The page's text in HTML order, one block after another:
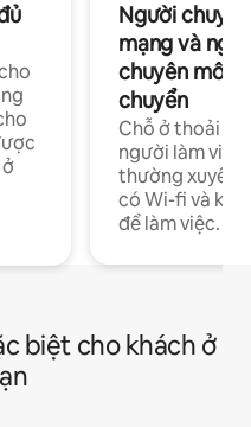
Người
mạng và
chuyên môn
chuyển
Chỗ ở thoải
người làm việc
thường xuyên
có Wi-fi và
để làm việc.
biệt cho khách ở